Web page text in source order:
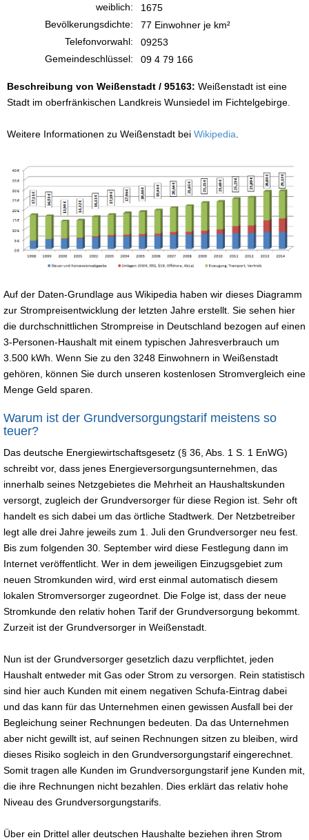
weiblich:
1675
Bevölkerungsdichte:
77 Einwohner je km²
Telefonvorwahl:
09253
Gemeindeschlüssel:
09 4 79 166
Beschreibung von Weißenstadt / 95163: Weißenstadt ist eine
Stadt im oberfränkischen Landkreis Wunsiedel im Fichtelgebirge.
Weitere Informationen zu Weißenstadt bei Wikipedia
Auf der Daten-Grundlage aus Wikipedia haben wir dieses Diagramm
zur Strompreisentwicklung der letzten Jahre erstellt. Sie sehen hier
die durchschnittlichen Strompreise in Deutschland bezogen auf einen
3-Personen-Haushalt mit einem typischen Jahresverbrauch um
3.500 kWh. Wenn Sie zu den 3248 Einwohnern in Weißenstadt
gehören, können Sie durch unseren kostenlosen Stromvergleich eine
Menge Geld sparen.
Warum ist der Grundversorgungstarif meistens so
teuer?
Das deutsche Energiewirtschaftsgesetz (§ 36, Abs. 1 S. 1 EnWG)
schreibt vor, dass jenes Energieversorgungsunternehmen, das
innerhalb seines Netzgebietes die Mehrheit an Haushaltskunden
versorgt, zugleich der Grundversorger für diese Region ist. Sehr oft
handelt es sich dabei um das örtliche Stadtwerk. Der Netzbetreiber
legt alle drei Jahre jeweils zum 1. Juli den Grundversorger neu fest.
Bis zum folgenden 30. September wird diese Festlegung dann im
Internet veröffentlicht. Wer in dem jeweiligen Einzugsgebiet zum
neuen Stromkunden wird, wird erst einmal automatisch diesem
lokalen Stromversorger zugeordnet. Die Folge ist, dass der neue
Stromkunde den relativ hohen Tarif der Grundversorgung bekommt.
Zurzeit ist der Grundversorger in Weißenstadt.
Nun ist der Grundversorger gesetzlich dazu verpflichtet, jeden
Haushalt entweder mit Gas oder Strom zu versorgen. Rein statistisch
sind hier auch Kunden mit einem negativen Schufa-Eintrag dabei
und das kann für das Unternehmen einen gewissen Ausfall bei der
Begleichung seiner Rechnungen bedeuten. Da das Unternehmen
aber nicht gewillt ist, auf seinen Rechnungen sitzen zu bleiben, wird
dieses Risiko sogleich in den Grundversorgungstarif eingerechnet.
Somit tragen alle Kunden im Grundversorgungstarif jene Kunden mit,
die ihre Rechnungen nicht bezahlen. Dies erklärt das relativ hohe
Niveau des Grundversorgungstarifs.
Über ein Drittel aller deutschen Haushalte beziehen ihren Strom